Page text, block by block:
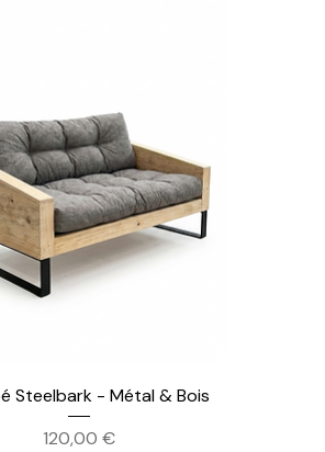
Steelbark - Métal & Bois
Prix
120,00 €